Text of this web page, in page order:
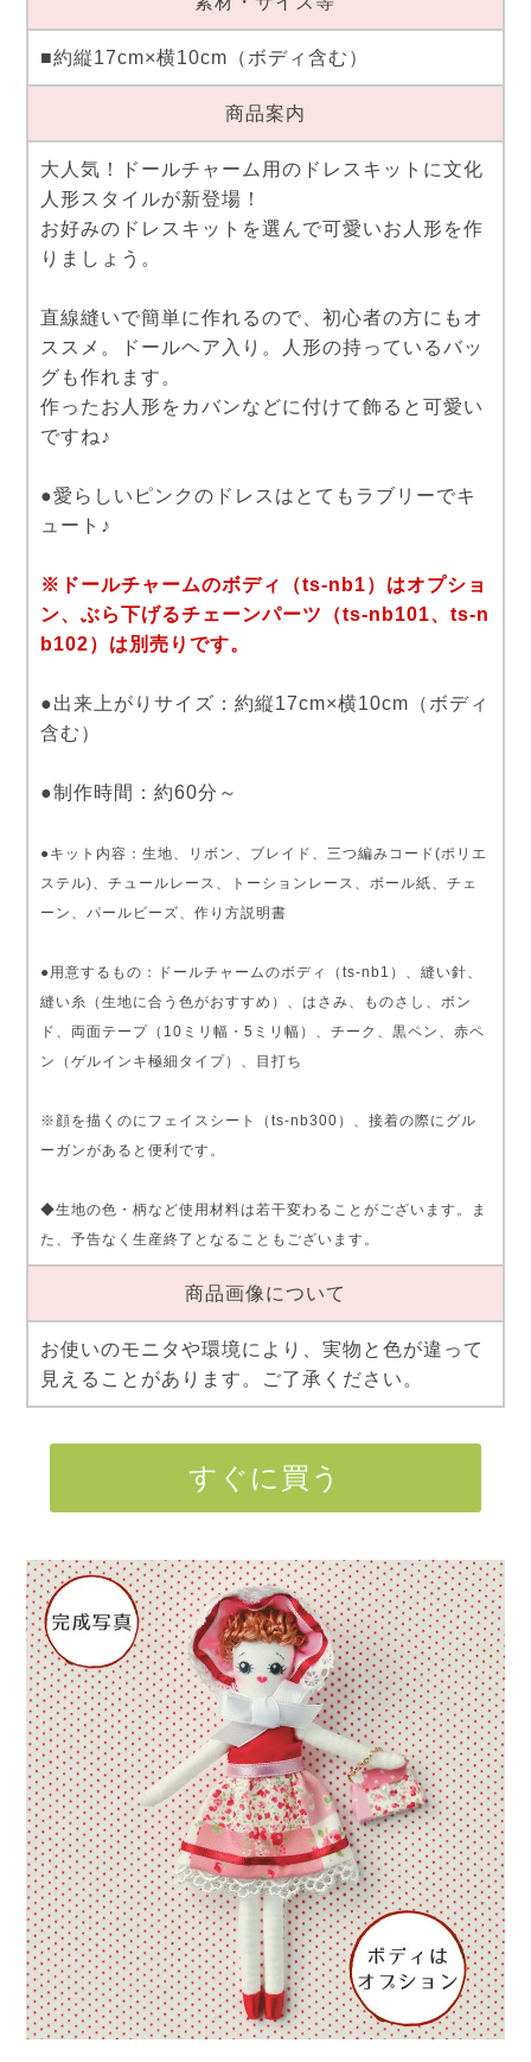
■約縦17cm×横10cm（ボディ含む）
商品案内
大人気！ドールチャーム用のドレスキットに文化
人形スタイルが新登場！
お好みのドレスキットを選んで可愛いお人形を作
りましょう。
直線縫いで簡単に作れるので、初心者の方にもオ
ススメ。ドールヘア入り。人形の持っているバッ
グも作れます。
作ったお人形をカバンなどに付けて飾ると可愛い
ですね♪
●愛らしいピンクのドレスはとてもラブリーでキ
ュート♪
※ドールチャームのボディ（ts-nb1）はオプショ
ン、ぶら下げるチェーンパーツ（ts-nb101、ts-n
b102）は別売りです。
●出来上がりサイズ：約縦17cm×横10cm（ボディ
含む）
●制作時間：約60分～
●キット内容：生地、リボン、ブレイド、三つ編みコード(ポリエ
ステル)、チュールレース、トーションレース、ボール紙、チェ
ーン、パールビーズ、作り方説明書
●用意するもの：ドールチャームのボディ（ts-nb1）、縫い針、
縫い糸（生地に合う色がおすすめ）、はさみ、ものさし、ボン
ド、両面テープ（10ミリ幅・5ミリ幅）、チーク、黒ペン、赤ペ
ン（ゲルインキ極細タイプ）、目打ち
※顔を描くのにフェイスシート（ts-nb300）、接着の際にグル
ーガンがあると便利です。
◆生地の色・柄など使用材料は若干変わることがございます。ま
た、予告なく生産終了となることもございます。
商品画像について
お使いのモニタや環境により、実物と色が違って
見えることがあります。ご了承ください。
すぐに買う